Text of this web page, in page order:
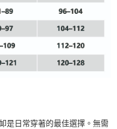
是日常穿著的最佳選擇。無需